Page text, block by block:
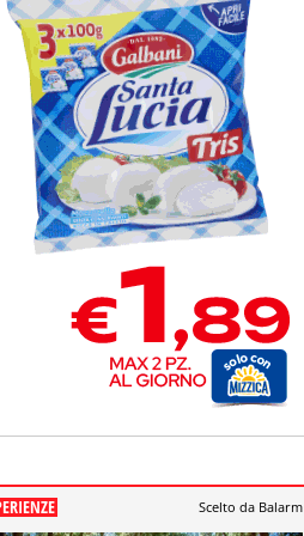
Scelto da Balarm